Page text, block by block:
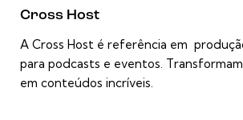
Cross Host
A Cross Host é referência em
para podcasts e eventos.
em conteúdos incríveis.